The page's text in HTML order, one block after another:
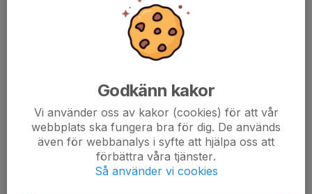
stefan_lundqvist77@hotmail.com
Sandra Wingmalm
Kontaktledare Dam U
sandra.wingmalm@gmail.com
Mikael Hurtig
Huvudledare Dam U
070-376 07 62
mhurtig2@gmail.com
Godkänn kakor
Vi använder oss av kakor (cookies) för att vår
webbplats ska fungera bra för dig. De används
även för webbanalys i syfte att hjälpa oss att
förbättra våra tjänster.
Så använder vi cookies